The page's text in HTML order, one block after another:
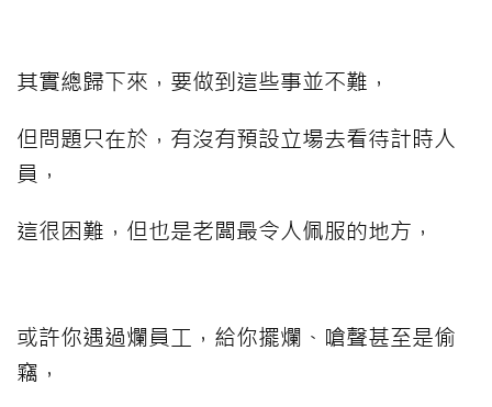
其實總歸下來，要做到這些事並不難，
但問題只在於，有沒有預設立場去看待計時人
員，
這很困難，但也是老闆最令人佩服的地方，
或許你遇過爛員工，給你擺爛、嗆聲甚至是偷
竊，